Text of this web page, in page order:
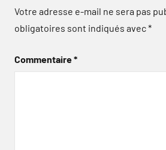
Votre adresse e-mail ne sera pas
obligatoires sont indiqués avec*
Commentaire*